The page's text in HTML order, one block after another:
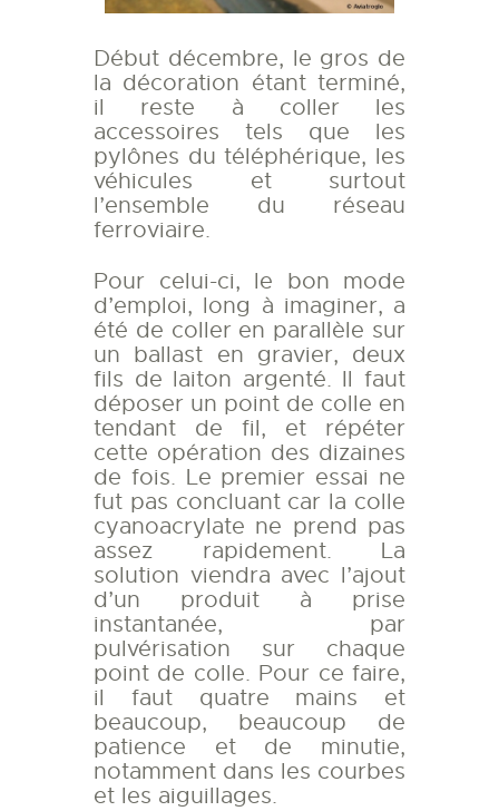
Début décembre, le gros de
la décoration étant terminé,
il reste à coller les
accessoires tels que les
pylônes du téléphérique, les
véhicules et surtout
l’ensemble du réseau
ferroviaire.
Pour celui-ci, le bon mode
d’emploi, long à imaginer, a
été de coller en parallèle sur
un ballast en gravier, deux
fils de laiton argenté. Il faut
déposer un point de colle en
tendant de fil, et répéter
cette opération des dizaines
de fois. Le premier essai ne
fut pas concluant car la colle
cyanoacrylate ne prend pas
assez rapidement. La
solution viendra avec l’ajout
d’un produit à prise
instantanée, par
pulvérisation sur chaque
point de colle. Pour ce faire,
il faut quatre mains et
beaucoup, beaucoup de
patience et de minutie,
notamment dans les courbes
et les aiguillages.